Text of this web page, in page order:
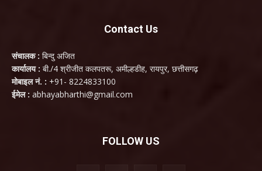
Contact Us
संचालक : बिन्दु अजित
कार्यालय : बी./4 श्रीजीत कलपतरू, अमील्हडीह, रायपुर, छत्तीसगढ़
मोबाइल नं. : +91- 8224833100
ईमेल : abhayabharthi@gmail.com
FOLLOW US